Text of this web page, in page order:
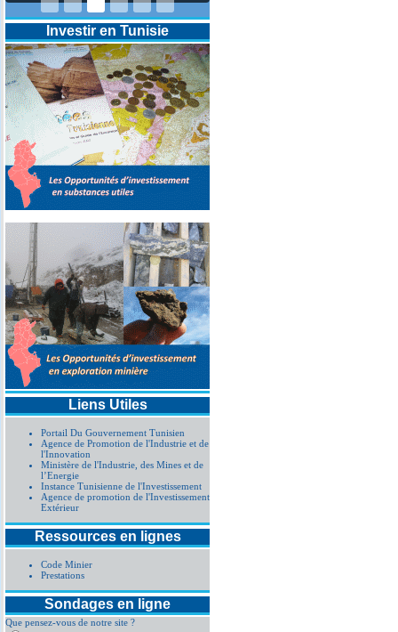
Investir en Tunisie
Liens Utiles
Portail Du Gouvernement Tunisien
Agence de Promotion de l'Industrie et de
l'Innovation
Ministère de l'Industrie, des Mines et de
l’Energie
Instance Tunisienne de l'Investissement
Agence de promotion de l'Investissement
Extérieur
Ressources en lignes
Code Minier
Prestations
Sondages en ligne
Que pensez-vous de notre site ?